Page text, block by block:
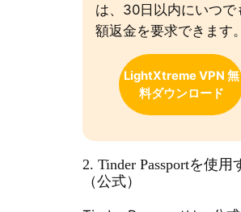
は、30日以内にいつで
額返金を要求できます。
LightXtreme VPN 無
料ダウンロード
2. Tinder Passportを使用
（公式）